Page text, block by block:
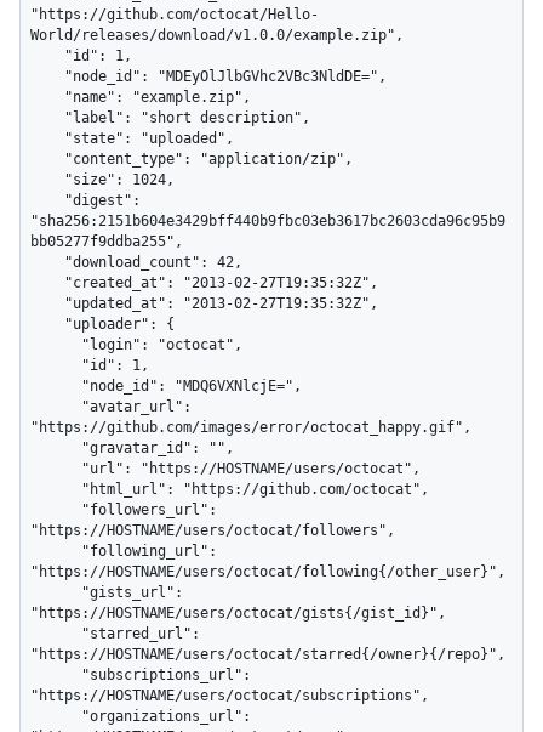
"https://github.com/octocat/Hello-
World/releases/download/v1.0.0/example.zip",
"sha256:2151b604e3429bff440b9fbc03eb3617bc2603cda96c95b9
bb05277f9ddba255",
"https://github.com/images/error/octocat_happy.gif",
"https://HOSTNAME/users/octocat/followers",
"https://HOSTNAME/users/octocat/following{/other_user}",
"https://HOSTNAME/users/octocat/gists{/gist_id}",
"https://HOSTNAME/users/octocat/starred{/owner}{/repo}",
"https://HOSTNAME/users/octocat/subscriptions",